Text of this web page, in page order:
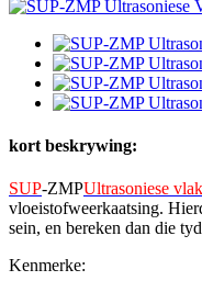
kort beskrywing:
SUP-ZMPUltrasoniese
vloeistofweerkaatsing.
sein, en bereken dan die
Kenmerke: